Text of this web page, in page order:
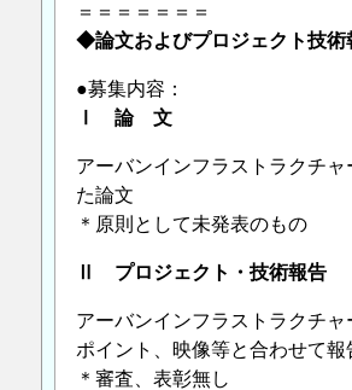
＝＝＝＝＝＝＝
◆論文およびプロジェクト技
●募集内容：
Ⅰ 論 文
アーバンインフラストラクチ
た論文
＊原則として未発表のもの
Ⅱ プロジェクト・技術報告
アーバンインフラストラクチ
ポイント、映像等と合わせて
＊審査、表彰無し